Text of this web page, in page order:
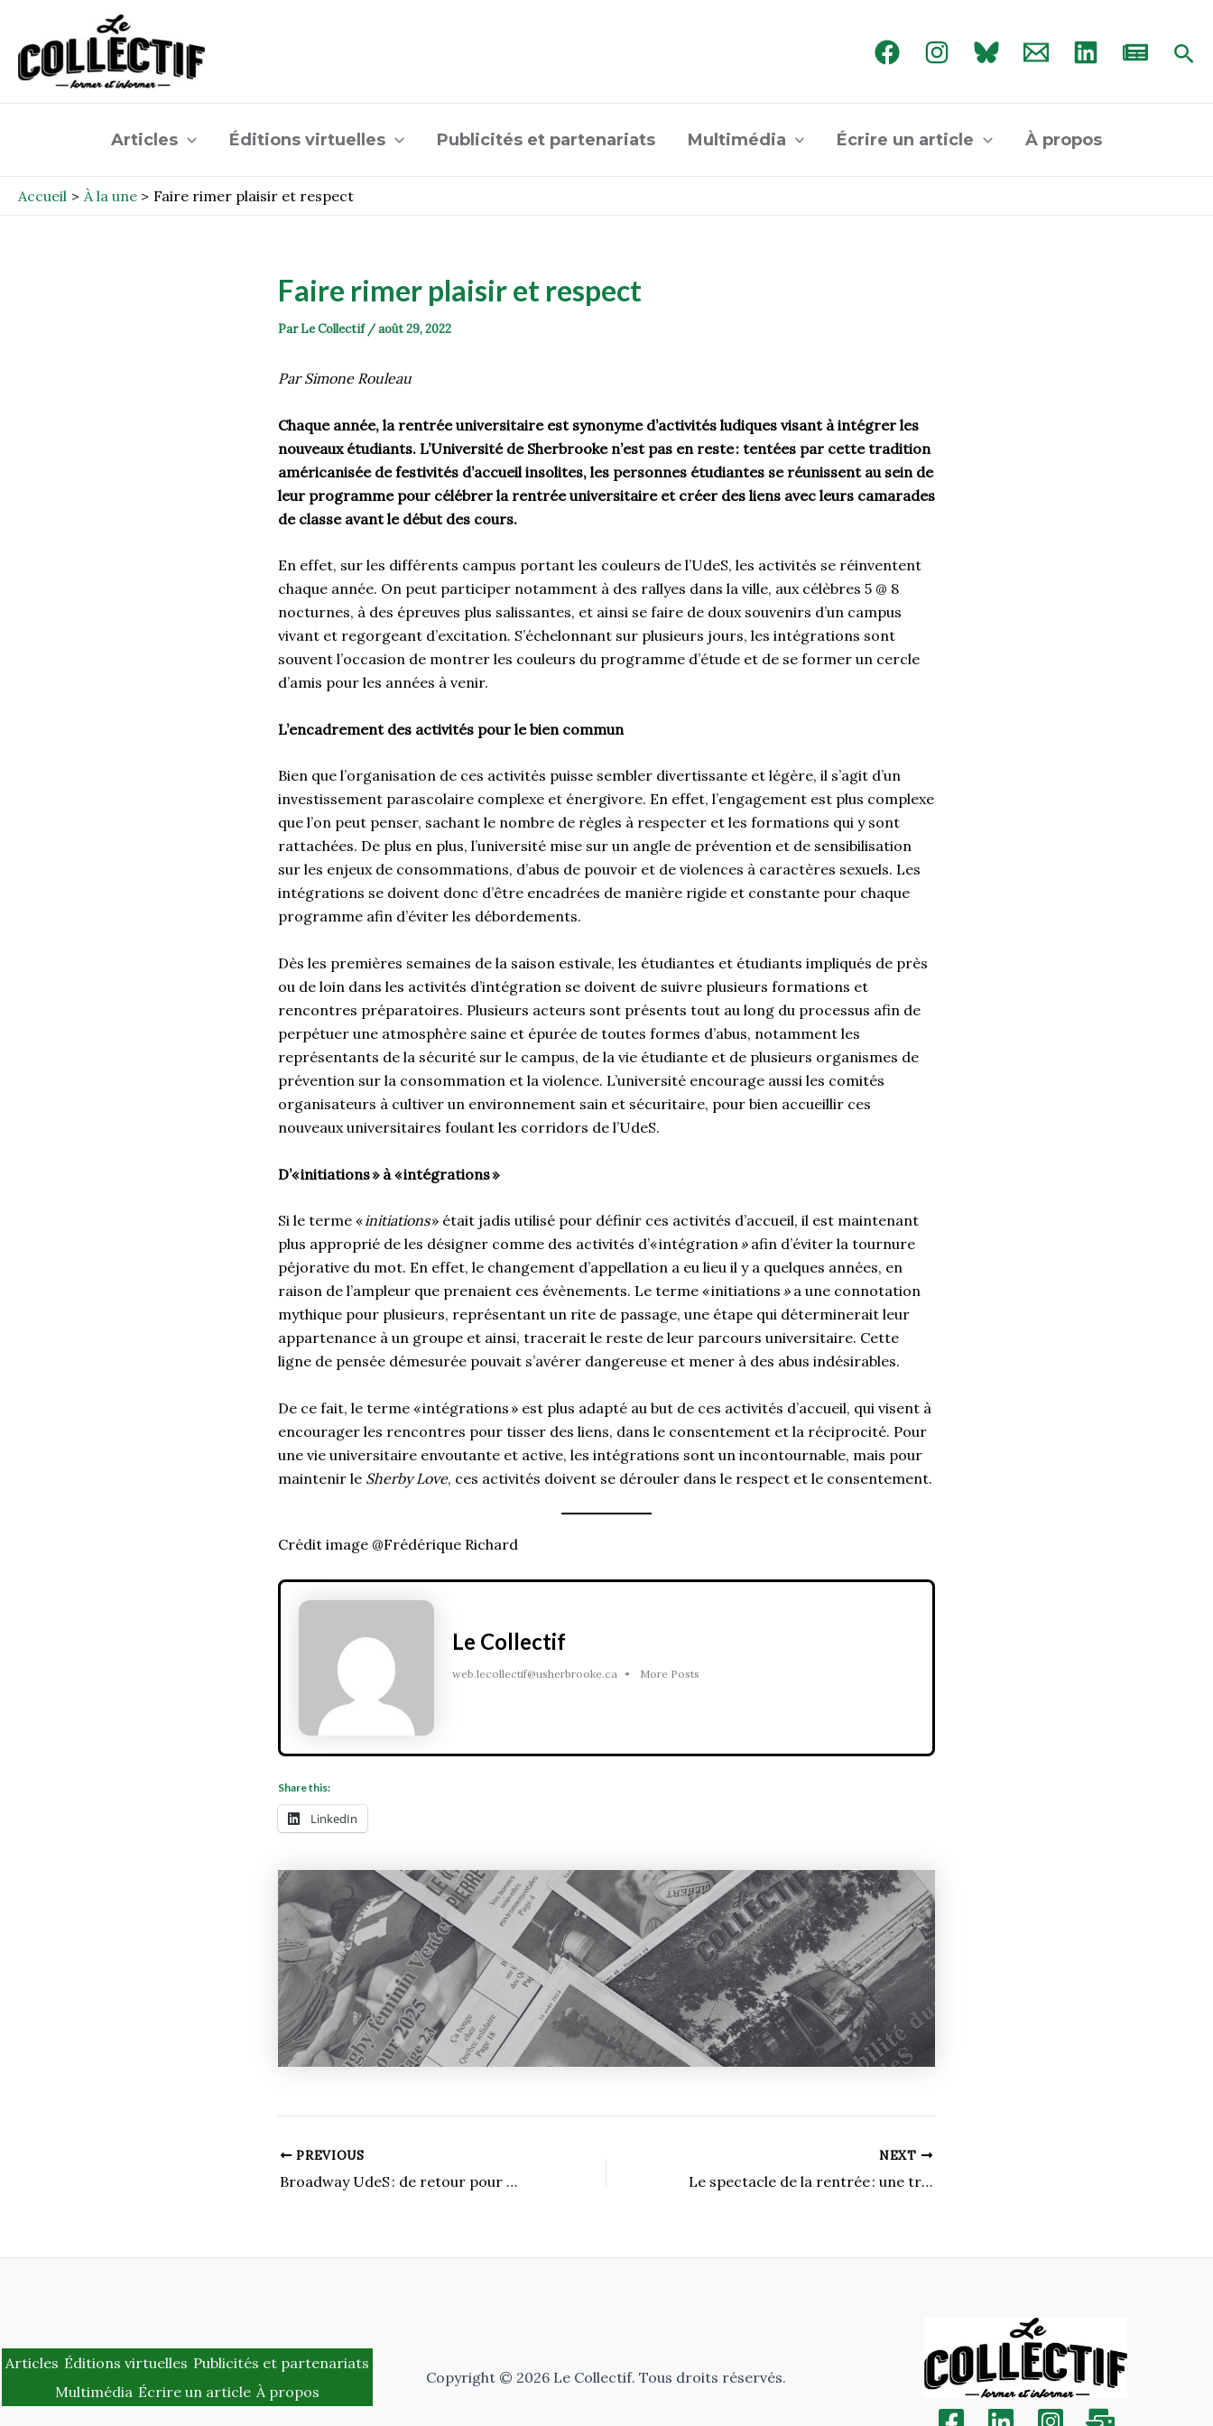
contenu
Articles Éditions virtuelles Publicités et partenariats Multimédia Écrire un article À propos
Accueil À la une Faire rimer plaisir et respect
Faire rimer plaisir et respect
ParLe Collectif /août 29, 2022
Par Simone Rouleau
Chaque année, la rentrée universitaire est synonyme d’activités ludiques visant à intégrer les
nouveaux étudiants. L’Université de Sherbrooke n’est pas en reste: tentées par cette tradition
américanisée de festivités d’accueil insolites, les personnes étudiantes se réunissent au sein de
leur programme pour célébrer la rentrée universitaire et créer des liens avec leurs camarades
de classe avant le début des cours.
En effet, sur les différents campus portant les couleurs de l’UdeS, les activités se réinventent
chaque année. On peut participer notamment à des rallyes dans la ville, aux célèbres 5 @ 8
nocturnes, à des épreuves plus salissantes, et ainsi se faire de doux souvenirs d’un campus
vivant et regorgeant d’excitation. S’échelonnant sur plusieurs jours, les intégrations sont
souvent l’occasion de montrer les couleurs du programme d’étude et de se former un cercle
d’amis pour les années à venir.
L’encadrement des activités pour le bien commun
Bien que l’organisation de ces activités puisse sembler divertissante et légère, il s’agit d’un
investissement parascolaire complexe et énergivore. En effet, l’engagement est plus complexe
que l’on peut penser, sachant le nombre de règles à respecter et les formations qui y sont
rattachées. De plus en plus, l’université mise sur un angle de prévention et de sensibilisation
sur les enjeux de consommations, d’abus de pouvoir et de violences à caractères sexuels. Les
intégrations se doivent donc d’être encadrées de manière rigide et constante pour chaque
programme afin d’éviter les débordements.
Dès les premières semaines de la saison estivale, les étudiantes et étudiants impliqués de près
ou de loin dans les activités d’intégration se doivent de suivre plusieurs formations et
rencontres préparatoires. Plusieurs acteurs sont présents tout au long du processus afin de
perpétuer une atmosphère saine et épurée de toutes formes d’abus, notamment les
représentants de la sécurité sur le campus, de la vie étudiante et de plusieurs organismes de
prévention sur la consommation et la violence. L’université encourage aussi les comités
organisateurs à cultiver un environnement sain et sécuritaire, pour bien accueillir ces
nouveaux universitaires foulant les corridors de l’UdeS.
D’«initiations» à «intégrations»
Si le terme «initiations» était jadis utilisé pour définir ces activités d’accueil, il est maintenant
plus approprié de les désigner comme des activités d’« intégration» afin d’éviter la tournure
péjorative du mot. En effet, le changement d’appellation a eu lieu il y a quelques années, en
raison de l’ampleur que prenaient ces évènements. Le terme « initiations »a une connotation
mythique pour plusieurs, représentant un rite de passage, une étape qui déterminerait leur
appartenance à un groupe et ainsi, tracerait le reste de leur parcours universitaire. Cette
ligne de pensée démesurée pouvait s’avérer dangereuse et mener à des abus indésirables.
De ce fait, le terme « intégrations » est plus adapté au but de ces activités d’accueil, qui visent à
encourager les rencontres pour tisser des liens, dans le consentement et la réciprocité. Pour
une vie universitaire envoutante et active, les intégrations sont un incontournable, mais pour
maintenir le Sherby Love, ces activités doivent se dérouler dans le respect et le consentement.
Crédit image @Frédérique Richard
Le Collectif
web.lecollectif@usherbrooke.ca • More Posts
Share this:
LinkedIn
PREVIOUS
Broadway UdeS : de retour pour une 10e production !
NEXT
Le spectacle de la rentrée : une tradition dont on ne se lasse pas
Articles Éditions virtuelles Publicités et partenariats
Multimédia Écrire un article À propos
Copyright © 2026 Le Collectif. Tous droits réservés.